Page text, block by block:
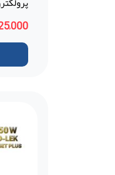
ترکیه)